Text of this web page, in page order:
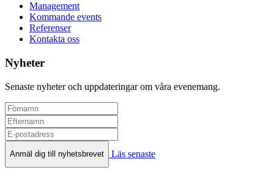
Management
Kommande events
Referenser
Kontakta oss
Nyheter
Senaste nyheter och uppdateringar om våra evenemang.
Anmäl dig till nyhetsbrevet Läs senaste